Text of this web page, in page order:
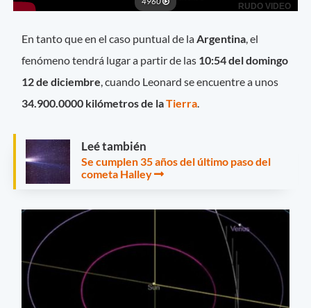
En tanto que en el caso puntual de laArgentina, el
fenómeno tendrá lugar a partir de las 10:54 del domingo
12 de diciembre, cuando Leonard se encuentre a unos
34.900.0000 kilómetros de laTierra.
Leé también
Se cumplen 35 años del último paso del
cometa Halley